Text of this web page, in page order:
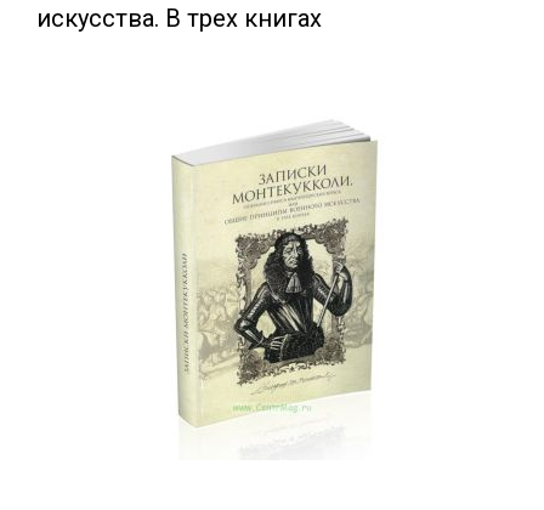
искусства. В трех книгах